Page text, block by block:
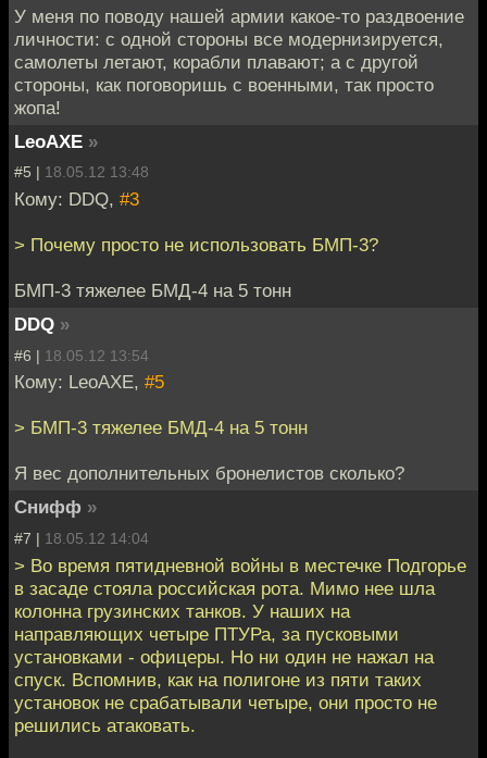
У меня по поводу нашей армии какое-то раздвоение
личности: с одной стороны все модернизируется,
самолеты летают, корабли плавают; а с другой
стороны, как поговоришь с военными, так просто
жопа!
LeoAXE »
#5 | 18.05.12 13:48
Кому: DDQ, #3
> Почему просто не использовать БМП-3?
БМП-3 тяжелее БМД-4 на 5 тонн
DDQ »
#6 | 18.05.12 13:54
Кому: LeoAXE, #5
> БМП-3 тяжелее БМД-4 на 5 тонн
Я вес дополнительных бронелистов сколько?
Снифф »
#7 | 18.05.12 14:04
> Во время пятидневной войны в местечке Подгорье
в засаде стояла российская рота. Мимо нее шла
колонна грузинских танков. У наших на
направляющих четыре ПТУРа, за пусковыми
установками - офицеры. Но ни один не нажал на
спуск. Вспомнив, как на полигоне из пяти таких
установок не срабатывали четыре, они просто не
решились атаковать.